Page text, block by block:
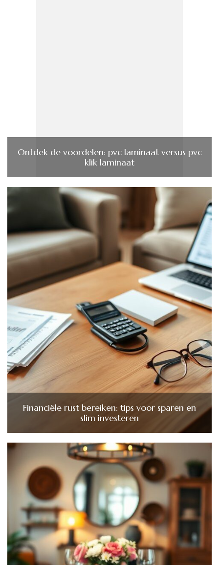
Ontdek de voordelen: pvc laminaat versus pvc
klik laminaat
Financiële rust bereiken: tips voor sparen en
slim investeren